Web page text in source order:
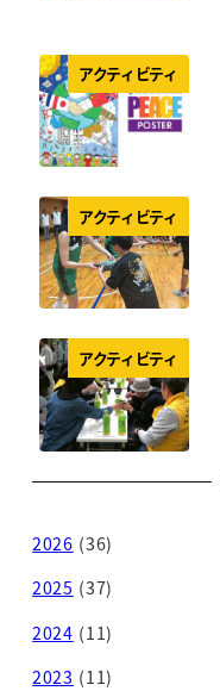
アクティビティ
アクティビティ
アクティビティ
2026 (36)
2025 (37)
2024 (11)
2023 (11)